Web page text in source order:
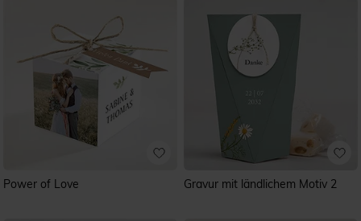
Power of Love Gravur mit ländlichem Motiv 2